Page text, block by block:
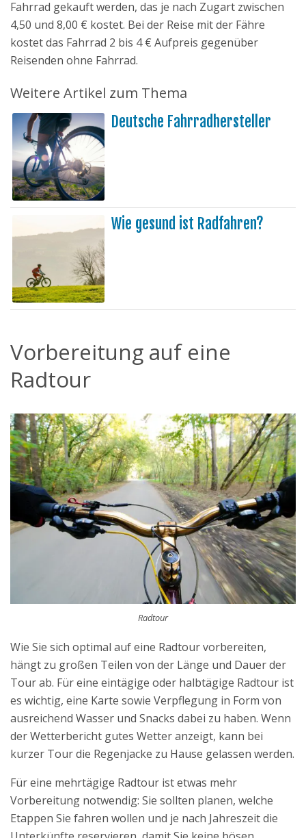
Fahrrad gekauft werden, das je nach Zugart zwischen
4,50 und 8,00 € kostet. Bei der Reise mit der Fähre
kostet das Fahrrad 2 bis 4 € Aufpreis gegenüber
Reisenden ohne Fahrrad.
Weitere Artikel zum Thema
Deutsche Fahrradhersteller
Wie gesund ist Radfahren?
Vorbereitung auf eine
Radtour
Radtour
Wie Sie sich optimal auf eine Radtour vorbereiten,
hängt zu großen Teilen von der Länge und Dauer der
Tour ab. Für eine eintägige oder halbtägige Radtour ist
es wichtig, eine Karte sowie Verpflegung in Form von
ausreichend Wasser und Snacks dabei zu haben. Wenn
der Wetterbericht gutes Wetter anzeigt, kann bei
kurzer Tour die Regenjacke zu Hause gelassen werden.
Für eine mehrtägige Radtour ist etwas mehr
Vorbereitung notwendig: Sie sollten planen, welche
Etappen Sie fahren wollen und je nach Jahreszeit die